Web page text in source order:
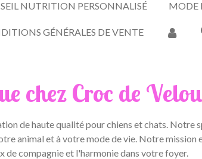
NUTRITION PERSONNALISÉ MODE
GÉNÉRALES DE VENTE
chez Croc de
de haute qualité pour chiens et chats. Notre
animal et à votre mode de vie. Notre
de compagnie et l'harmonie dans votre foyer.